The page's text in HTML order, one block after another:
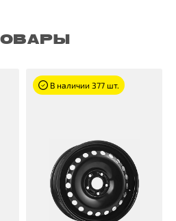
В наличии 377 шт.